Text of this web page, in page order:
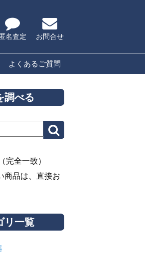
匿名査定 お問合せ
よくあるご質問
調べる
完全一致）
商品は、直接お
リ一覧